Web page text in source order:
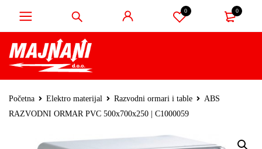
0 0
Početna Elektro materijal Razvodni ormari i table
ABS
RAZVODNI ORMAR PVC 500x700x250 | C1000059